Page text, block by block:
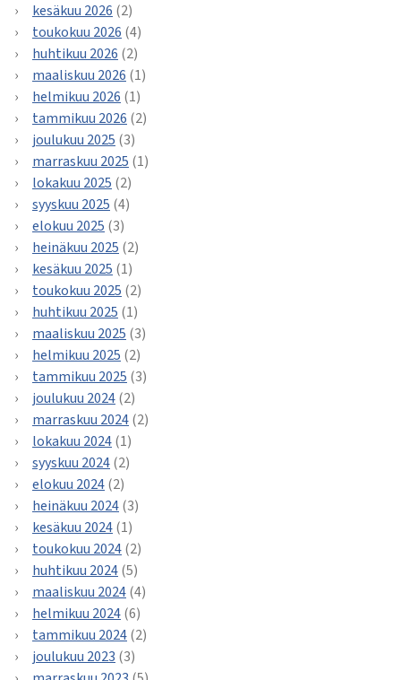
kesäkuu 2026 (2)
toukokuu 2026 (4)
huhtikuu 2026 (2)
maaliskuu 2026 (1)
helmikuu 2026 (1)
tammikuu 2026 (2)
joulukuu 2025 (3)
marraskuu 2025 (1)
lokakuu 2025 (2)
syyskuu 2025 (4)
elokuu 2025 (3)
heinäkuu 2025 (2)
kesäkuu 2025 (1)
toukokuu 2025 (2)
huhtikuu 2025 (1)
maaliskuu 2025 (3)
helmikuu 2025 (2)
tammikuu 2025 (3)
joulukuu 2024(2)
marraskuu 2024(2)
lokakuu 2024(1)
syyskuu 2024(2)
elokuu 2024(2)
heinäkuu 2024(3)
kesäkuu 2024(1)
toukokuu 2024(2)
huhtikuu 2024(5)
maaliskuu 2024(4)
helmikuu 2024(6)
tammikuu 2024(2)
joulukuu 2023 (3)